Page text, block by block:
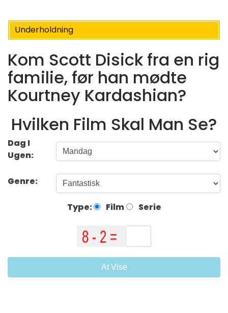
Underholdning
Kom Scott Disick fra en rig
familie, før han mødte
Kourtney Kardashian?
Hvilken Film Skal Man Se?
Dag I
Ugen:
Genre:
Type: Film Serie
At Vise